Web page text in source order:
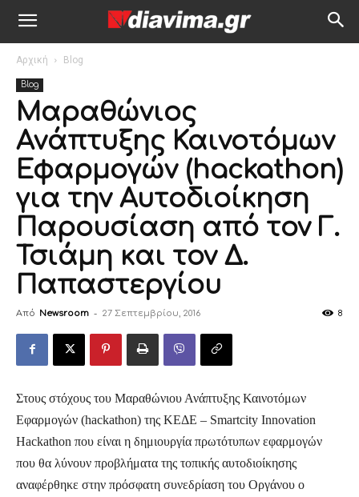
Αρχική Blog
Blog
Μαραθώνιος
Ανάπτυξης Καινοτόμων
Εφαρμογών (hackathon)
για την Αυτοδιοίκηση
Παρουσίαση από τον Γ.
Τσιάμη και τον Δ.
Παπαστεργίου
Από Newsroom - 27 Σεπτεμβρίου, 2016 8
Στους στόχους του Μαραθώνιου Ανάπτυξης Καινοτόμων
Εφαρμογών (hackathon) της ΚΕΔΕ – Smartcity Innovation
Hackathon που είναι η δημιουργία πρωτότυπων εφαρμογών
που θα λύνουν προβλήματα της τοπικής αυτοδιοίκησης
αναφέρθηκε στην πρόσφατη συνεδρίαση του Οργάνου ο